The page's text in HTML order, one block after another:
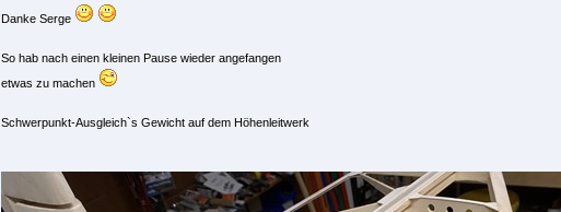
Danke Serge
So hab nach einen kleinen Pause wieder angefangen
etwas zu machen
Schwerpunkt-Ausgleich`s Gewicht auf dem Höhenleitwerk